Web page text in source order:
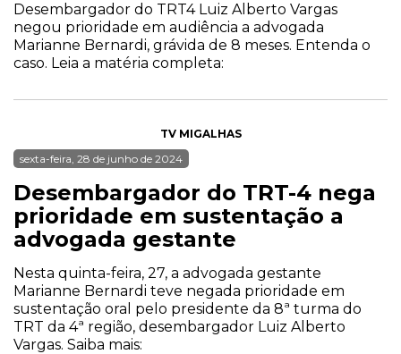
Desembargador do TRT4 Luiz Alberto Vargas
negou prioridade em audiência a advogada
Marianne Bernardi, grávida de 8 meses. Entenda o
caso. Leia a matéria completa:
TV MIGALHAS
sexta-feira, 28 de junho de 2024
Desembargador do TRT-4 nega
prioridade em sustentação a
advogada gestante
Nesta quinta-feira, 27, a advogada gestante
Marianne Bernardi teve negada prioridade em
sustentação oral pelo presidente da 8ª turma do
TRT da 4ª região, desembargador Luiz Alberto
Vargas. Saiba mais: